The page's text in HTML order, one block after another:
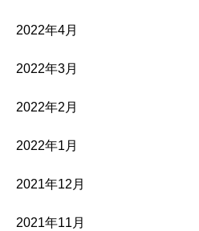
2022年4月
2022年3月
2022年2月
2022年1月
2021年12月
2021年11月